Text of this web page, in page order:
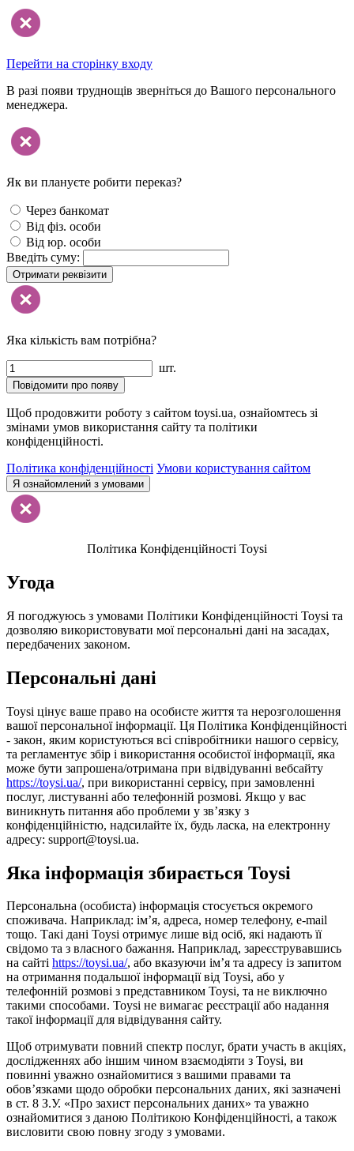
Перейти на сторінку входу
В разі появи труднощів зверніться до Вашого персонального
менеджера.
Як ви плануєте робити переказ?
Через банкомат
Від фіз. особи
Від юр. особи
Введіть суму:
Отримати реквізити
Яка кількість вам потрібна?
шт.
Повідомити про появу
Щоб продовжити роботу з сайтом toysi.ua, ознайомтесь зі
змінами умов використання сайту та політики
конфіденційності.
Політика конфіденційності Умови користування сайтом
Я ознайомлений з умовами
Політика Конфіденційності Toysi
Угода
Я погоджуюсь з умовами Політики Конфіденційності Toysi та
дозволяю використовувати мої персональні дані на засадах,
передбачених законом.
Персональні дані
Toysi цінує ваше право на особисте життя та нерозголошення
вашої персональної інформації. Ця Політика Конфіденційності
- закон, яким користуються всі співробітники нашого сервісу,
та регламентує збір і використання особистої інформації, яка
може бути запрошена/отримана при відвідуванні вебсайту
https://toysi.ua/, при використанні сервісу, при замовленні
послуг, листуванні або телефонній розмові. Якщо у вас
виникнуть питання або проблеми у зв’язку з
конфіденційністю, надсилайте їх, будь ласка, на електронну
адресу: support@toysi.ua.
Яка інформація збирається Toysi
Персональна (особиста) інформація стосується окремого
споживача. Наприклад: ім’я, адреса, номер телефону, e-mail
тощо. Такі дані Toysi отримує лише від осіб, які надають її
свідомо та з власного бажання. Наприклад, зареєструвавшись
на сайті https://toysi.ua/, або вказуючи ім’я та адресу із запитом
на отримання подальшої інформації від Toysi, або у
телефонній розмові з представником Toysi, та не виключно
такими способами. Toysi не вимагає реєстрації або надання
такої інформації для відвідування сайту.
Щоб отримувати повний спектр послуг, брати участь в акціях,
дослідженнях або іншим чином взаємодіяти з Toysi, ви
повинні уважно ознайомитися з вашими правами та
обов’язками щодо обробки персональних даних, які зазначені
в ст. 8 З.У. «Про захист персональних даних» та уважно
ознайомитися з даною Політикою Конфіденційності, а також
висловити свою повну згоду з умовами.